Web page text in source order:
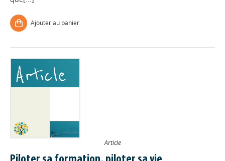
Ajouter au panier
Article